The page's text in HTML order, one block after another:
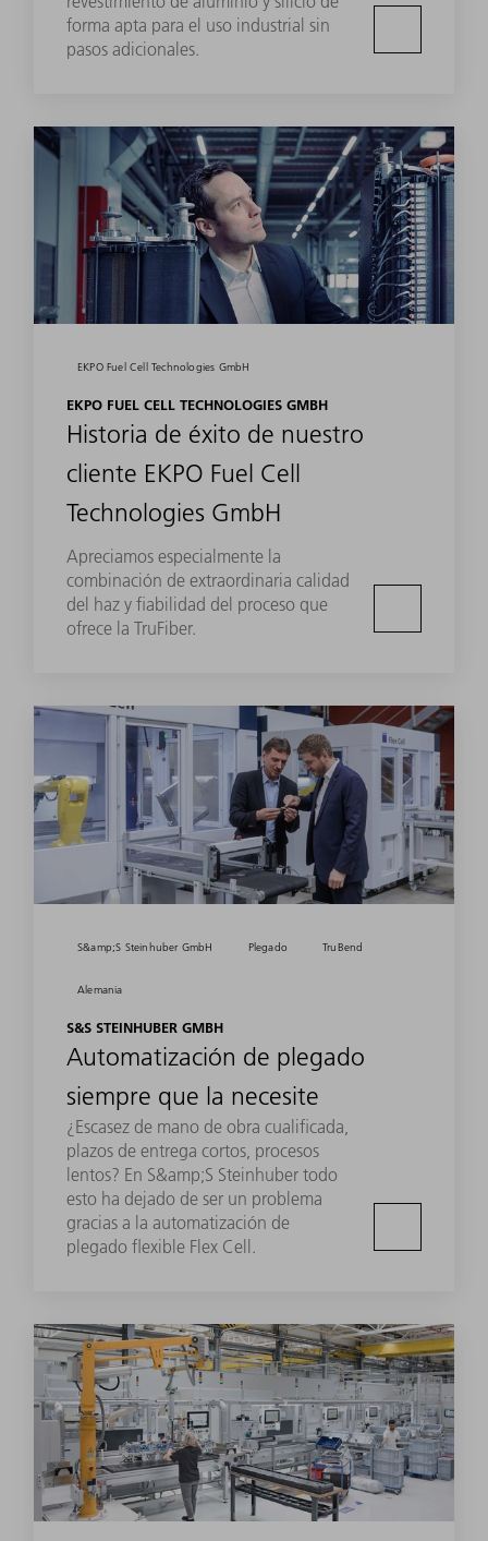
forma apta para el uso industrial sin
pasos adicionales.
EKPO Fuel Cell Technologies GmbH
EKPO FUEL CELL TECHNOLOGIES GMBH
Historia de éxito de nuestro
cliente EKPO Fuel Cell
Technologies GmbH
Apreciamos especialmente la
combinación de extraordinaria calidad
del haz y fiabilidad del proceso que
ofrece la TruFiber.
S&amp;S Steinhuber GmbH Plegado TruBend
Alemania
S&S STEINHUBER GMBH
Automatización de plegado
siempre que la necesite
¿Escasez de mano de obra cualificada,
plazos de entrega cortos, procesos
lentos? En S&amp;S Steinhuber todo
esto ha dejado de ser un problema
gracias a la automatización de
plegado flexible Flex Cell.